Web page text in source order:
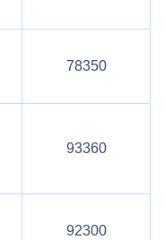
78350
93360
92300